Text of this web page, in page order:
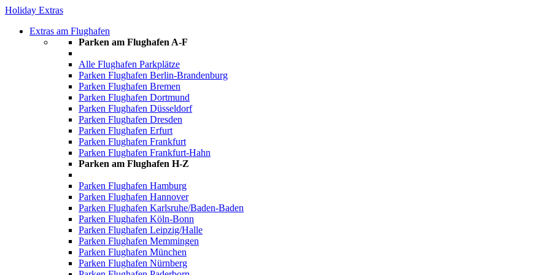
Holiday Extras
Extras am Flughafen
Parken am Flughafen A-F
Alle Flughafen Parkplätze
Parken Flughafen Berlin-Brandenburg
Parken Flughafen Bremen
Parken Flughafen Dortmund
Parken Flughafen Düsseldorf
Parken Flughafen Dresden
Parken Flughafen Erfurt
Parken Flughafen Frankfurt
Parken Flughafen Frankfurt-Hahn
Parken am Flughafen H-Z
Parken Flughafen Hamburg
Parken Flughafen Hannover
Parken Flughafen Karlsruhe/Baden-Baden
Parken Flughafen Köln-Bonn
Parken Flughafen Leipzig/Halle
Parken Flughafen Memmingen
Parken Flughafen München
Parken Flughafen Nürnberg